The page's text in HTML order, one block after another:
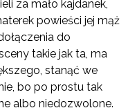
za mało kajdanek,
powieści jej mąż
do
takie jak ta, ma
stanąć we
bo po prostu tak
albo niedozwolone.